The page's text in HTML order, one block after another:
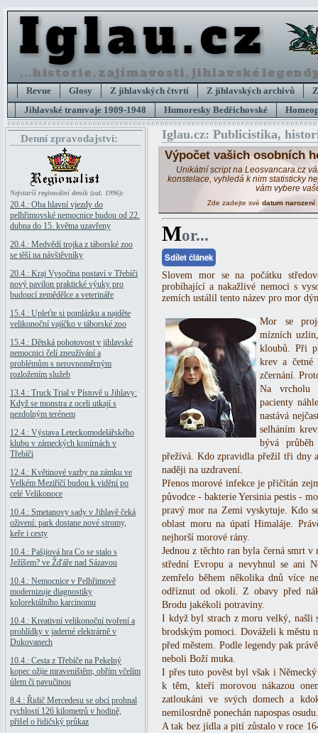
Revue Glosy Z jihlavských čtvrtí Z jihlavských archivů
Jihlavské tramvaje 1909-1948
Humoresky Bedřichovské
Denní zpravodajství:
Nejstarší regionální deník (zal. 1996):
20.4.: Oba hlavní vjezdy do
pelhřimovské nemocnice budou od 22.
dubna do 15. května uzavřeny
20.4.: Medvědí trojka z táborské zoo
se těší na návštěvníky
20.4.: Kraj Vysočina postaví v Třebíči
nový pavilon praktické výuky pro
budoucí zemědělce a veterináře
15.4.: Upleťte si pomlázku a najděte
velikonoční vajíčko v táborské zoo
15.4.: Dětská pohotovost v jihlavské
nemocnici čelí zneužívání a
problémům s nerovnoměrným
rozložením služeb
13.4.: Truck Trial v Pístově u Jihlavy:
Když se monstra z oceli utkají s
nezdolným terénem
12.4.: Výstava Leteckomodelářského
klubu v zámeckých konírnách v
Třebíči
12.4.: Květinové vazby na zámku ve
Velkém Meziříčí budou k vidění po
celé Velikonoce
10.4.: Smetanovy sady v Jihlavě čeká
oživení: park dostane nové stromy,
keře i cesty
10.4.: Pašijová hra Co se stalo s
Ježíšem? ve Žďáře nad Sázavou
10.4.: Nemocnice v Pelhřimově
modernizuje diagnostiky
kolorektálního karcinomu
10.4.: Kreativní velikonoční tvoření a
prohlídky v jaderné elektrárně v
Dukovanech
10.4.: Cesta z Třebíče na Pekelný
kopec ožije mraveništěm, obřím včelím
úlem či pavučinou
8.4.: Řidič Mercedesu se obcí prohnal
rychlostí 126 kilometrů v hodině,
přišel o řidičský průkaz
Iglau.cz: Publicistika,
Výpočet vašich osobních
Unikátní script na Leosvancara.cz
konstelace, vyhledá k nim statisticky
vám vybere
Zde zadejte své datum narození
Mor...
Sdílet článek
Slovem mor se na počátku
probíhající a nakažlivé nemoci s
zemích ustálil tento název pro mor
Mor se
mízních
kloubů. Při
krev a četné
zčernání.
Na vrcholu
pacienty
nastává
selháním
bývá
přežívá. Kdo zpravidla přežil tři dny
naději na uzdravení.
Přenos morové infekce je přičítán
původce - bakterie Yersinia pestis -
pravý mor na Zemi vyskytuje. Kdo
oblast moru na úpatí Himaláje.
nejhorší morové rány.
Jednou z těchto ran byla černá smrt
střední Evropu a nevyhnul se ani
zemřelo během několika dnů více
odříznut od okolí. Z obavy před
Brodu jakékoli potraviny.
I když byl strach z moru velký, našli
brodským pomoci. Dováželi k městu
před městem. Podle legendy pak
neboli Boží muka.
I přes tuto pověst byl však i
k těm, kteří morovou nákazou
zatloukáni ve svých domech a
nemilosrdně ponechán napospas osudu.
A tak bez jídla a pití zůstalo v roce